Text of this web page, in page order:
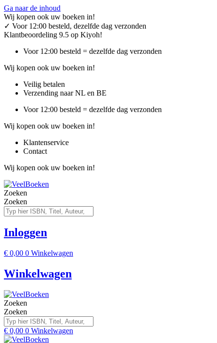
Ga naar de inhoud
Wij kopen ook uw boeken in!
✓ Voor 12:00 besteld, dezelfde dag verzonden
Klantbeoordeling 9.5 op Kiyoh!
Voor 12:00 besteld = dezelfde dag verzonden
Wij kopen ook uw boeken in!
Veilig betalen
Verzending naar NL en BE
Voor 12:00 besteld = dezelfde dag verzonden
Wij kopen ook uw boeken in!
Klantenservice
Contact
Wij kopen ook uw boeken in!
Zoeken
Zoeken
Inloggen
€ 0,00 0 Winkelwagen
Winkelwagen
Zoeken
Zoeken
€ 0,00 0 Winkelwagen